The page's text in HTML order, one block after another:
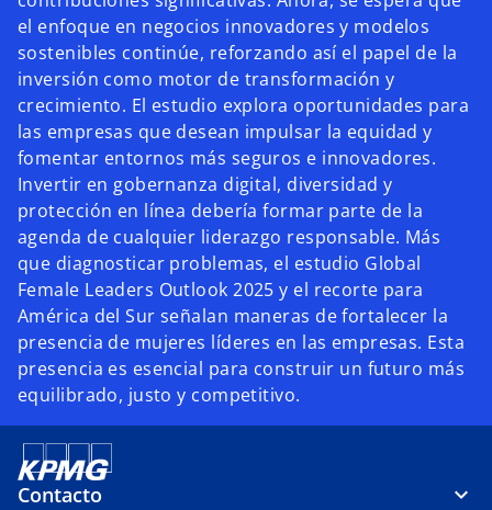
el enfoque en negocios innovadores y modelos
sostenibles continúe, reforzando así el papel de la
inversión como motor de transformación y
crecimiento. El estudio explora oportunidades para
las empresas que desean impulsar la equidad y
fomentar entornos más seguros e innovadores.
Invertir en gobernanza digital, diversidad y
protección en línea debería formar parte de la
agenda de cualquier liderazgo responsable. Más
que diagnosticar problemas, el estudio Global
Female Leaders Outlook 2025 y el recorte para
América del Sur señalan maneras de fortalecer la
presencia de mujeres líderes en las empresas. Esta
presencia es esencial para construir un futuro más
equilibrado, justo y competitivo.
Contacto